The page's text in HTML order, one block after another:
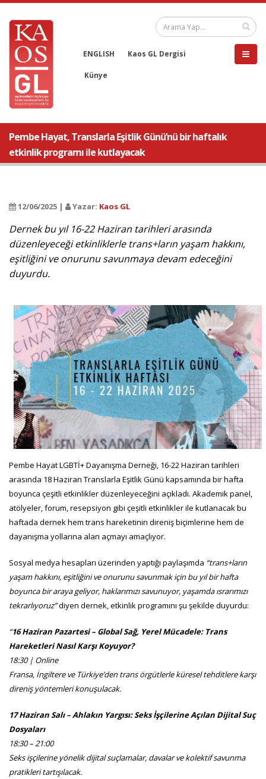
ENGLISH Kaos GL Dergisi
Künye
Pembe Hayat, Translarla Eşitlik Günü’nü bir haftalık
etkinlik programı ile kutlayacak
12/06/2025 | Yazar: Kaos GL
Dernek bu yıl 16-22 Haziran tarihleri arasında
düzenleyeceği etkinliklerle trans+ların yaşam hakkını,
eşitliğini ve onurunu savunmaya devam edeceğini
duyurdu.
Pembe Hayat LGBTİ+ Dayanışma Derneği, 16-22 Haziran tarihleri
arasında 18 Haziran Translarla Eşitlik Günü kapsamında bir hafta
boyunca çeşitli etkinlikler düzenleyeceğini açıkladı. Akademik panel,
atölyeler, forum, resepsiyon gibi çeşitli etkinlikler ile kutlanacak bu
haftada dernek hem trans hareketinin direniş biçimlerine hem de
dayanışma yollarına alan açmayı amaçlıyor.
Sosyal medya hesapları üzerinden yaptığı paylaşımda “trans+ların
yaşam hakkını, eşitliğini ve onurunu savunmak için bu yıl bir hafta
boyunca bir araya geliyor, haklarımızı savunuyor, yaşamda ısrarımızı
tekrarlıyoruz”diyen dernek, etkinlik programını şu şekilde duyurdu:
“16 Haziran Pazartesi – Global Sağ, Yerel Mücadele: Trans
Hareketleri Nasıl Karşı Koyuyor?
18:30 | Online
Fransa, İngiltere ve Türkiye’den trans örgütlerle küresel tehditlere karşı
direniş yöntemleri konuşulacak.
17 Haziran Salı – Ahlakın Yargısı: Seks İşçilerine Açılan Dijital Suç
Dosyaları
18:30 – 21:00
Seks işçilerine yönelik dijital suçlamalar, davalar ve kolektif savunma
pratikleri tartışılacak.